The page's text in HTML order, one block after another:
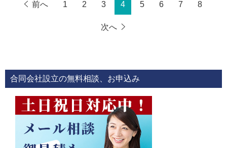
前へ 1 2 3 4 5 6 7 8
次へ
合同会社設立の無料相談、お申込み